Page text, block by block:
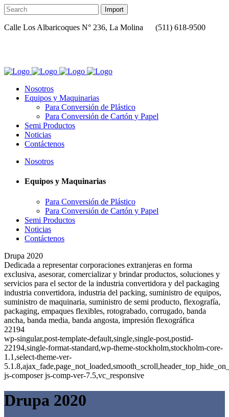
Calle Los Albaricoques N° 236, La Molina
(511) 618-9500
Nosotros
Equipos y Maquinarias
Para Conversión de Plástico
Para Conversión de Cartón y Papel
Semi Productos
Noticias
Contáctenos
Nosotros
Equipos y Maquinarias
Para Conversión de Plástico
Para Conversión de Cartón y Papel
Semi Productos
Noticias
Contáctenos
Drupa 2020
Dedicada a representar corporaciones extranjeras en forma
exclusiva, asesorar, comercializar y brindar productos, soluciones y
servicios para el sector de la industria convertidora y del packaging
industria convertidora, industria del packing, suministro de equipos,
suministro de maquinaria, suministro de semi producto, flexografía,
packaging, empaques flexibles, rotograbado, corrugado, banda
ancha, banda media, banda angosta, impresión flexográfica
22194
wp-singular,post-template-default,single,single-post,postid-
22194,single-format-standard,wp-theme-stockholm,stockholm-core-
1.1,select-theme-ver-
js-composer js-comp-ver-7.5,vc_responsive
Drupa 2020